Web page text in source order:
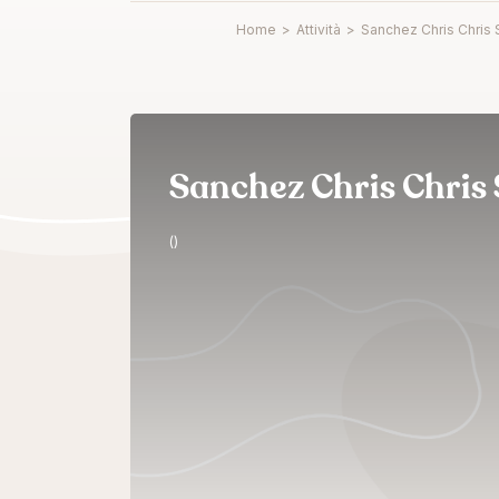
Home > Attività > Sanchez Chris Chris
Sanchez Chris Chris
()